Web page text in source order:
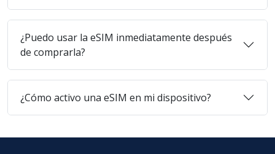
¿Puedo usar la eSIM inmediatamente después
de comprarla?
¿Cómo activo una eSIM en mi dispositivo?